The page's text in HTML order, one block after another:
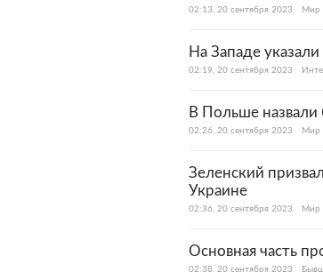
02:13, 20 сентября 2023 Мир
На Западе
02:19, 20 сентября 2023
В Польше
02:26, 20 сентября 2023 Мир
Зеленский
Украине
02:36, 20 сентября 2023 Мир
Основная часть
02:38, 20 сентября 2023